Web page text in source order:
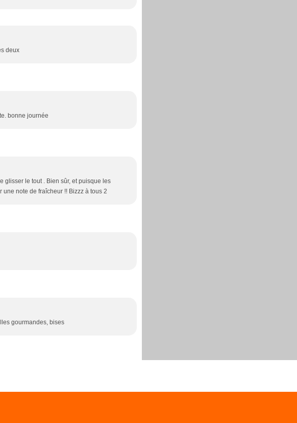
deux
bonne journée
glisser le tout . Bien sûr, et puisque les
note de fraîcheur !! Bizzz à tous 2
gourmandes, bises